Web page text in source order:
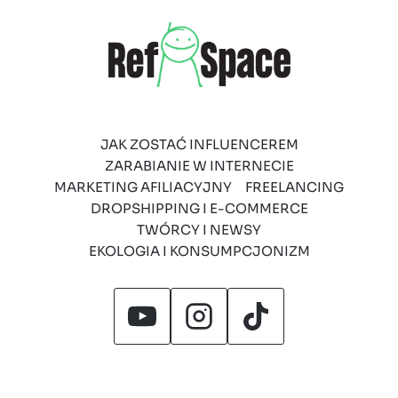
JAK ZOSTAĆ INFLUENCEREM
ZARABIANIE W INTERNECIE
MARKETING AFILIACYJNY
FREELANCING
DROPSHIPPING I E-COMMERCE
TWÓRCY I NEWSY
EKOLOGIA I KONSUMPCJONIZM